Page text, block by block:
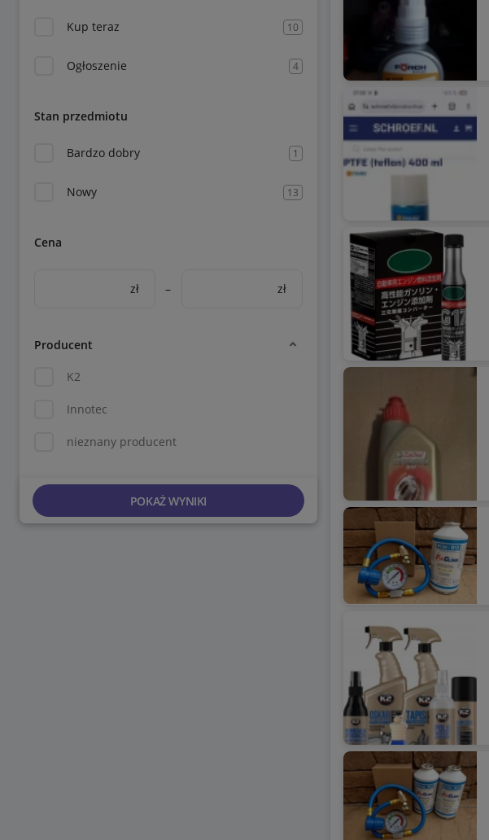
Kup teraz 10
Ogłoszenie 4
Stan przedmiotu
Bardzo dobry 1
Nowy 13
Cena
zł – zł
Producent
K2
Innotec
nieznany producent
POKAŻ WYNIKI